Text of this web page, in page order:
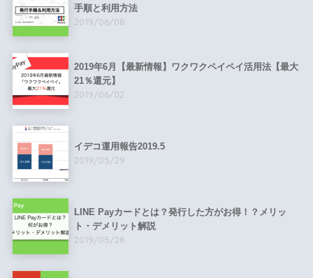
手順と利用方法
2019/06/08
2019年6月【最新情報】ワクワクペイペイ活用法【最大
21％還元】
2019/06/02
イデコ運用報告2019.5
2019/05/29
LINE Payカードとは？発行した方がお得！？メリッ
ト・デメリット解説
2019/05/28